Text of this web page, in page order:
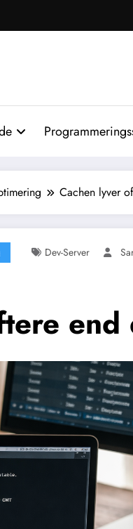
Cachen lyver
Dev-Server